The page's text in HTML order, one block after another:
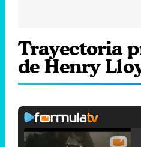
Trayectoria
de Henry